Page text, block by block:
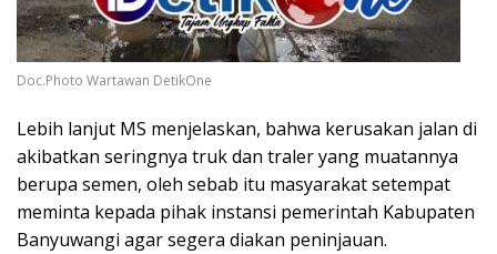
Doc.Photo Wartawan DetikOne
Lebih lanjut MS menjelaskan, bahwa kerusakan jalan di
akibatkan seringnya truk dan traler yang muatannya
berupa semen, oleh sebab itu masyarakat setempat
meminta kepada pihak instansi pemerintah Kabupaten
Banyuwangi agar segera diakan peninjauan.